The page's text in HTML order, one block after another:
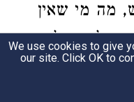
מה מי שאין
לא אכל
We use cookies to give
our site. Click OK to